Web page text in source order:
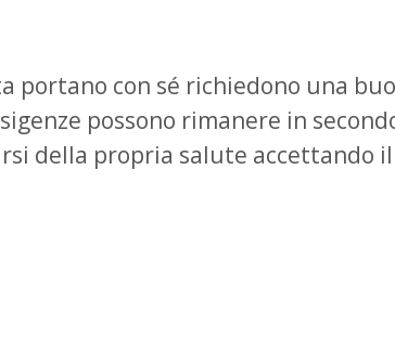
portano con sé richiedono una
possono rimanere in
della propria salute accettando